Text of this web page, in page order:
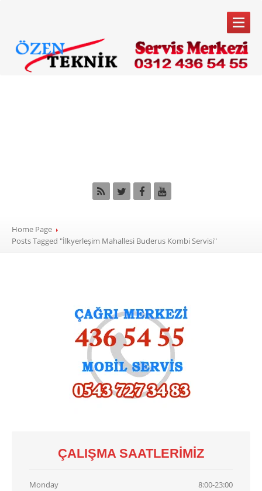
Buderus
Bosch
Home Page
Posts Tagged "İlkyerleşim Mahallesi Buderus Kombi Servisi"
ÇALIŞMA SAATLERIMIZ
Monday
8:00-23:00